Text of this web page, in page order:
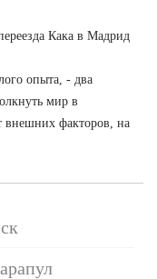
Кака в Мадрид
опыта, - два
мир в
внешних факторов, на